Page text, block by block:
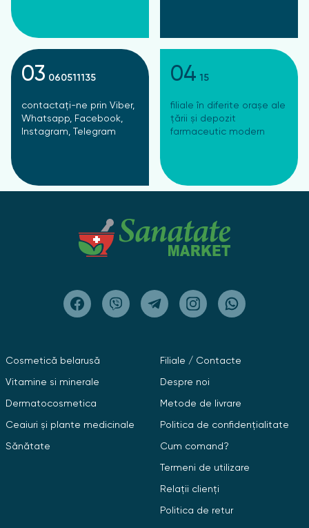
03 060511135
contactați-ne prin Viber,
Whatsapp, Facebook,
Instagram, Telegram
04 15
filiale în diferite orașe ale
țării și depozit
farmaceutic modern
Cosmetică belarusă
Vitamine si minerale
Dermatocosmetica
Ceaiuri și plante medicinale
Sănătate
Filiale / Contacte
Despre noi
Metode de livrare
Politica de confidențialitate
Cum comand?
Termeni de utilizare
Relații clienți
Politica de retur